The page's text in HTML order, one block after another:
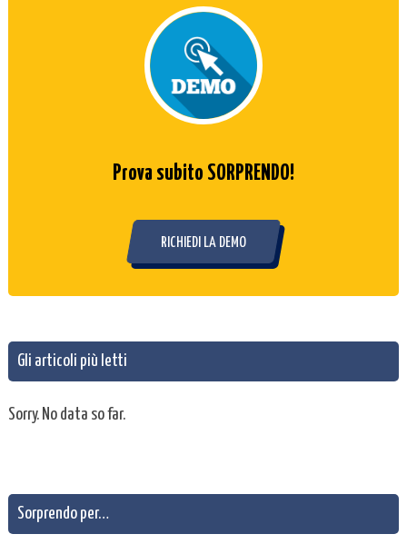
Prova subito SORPRENDO!
RICHIEDI LA DEMO
Gli articoli più letti
Sorry. No data so far.
Sorprendo per…